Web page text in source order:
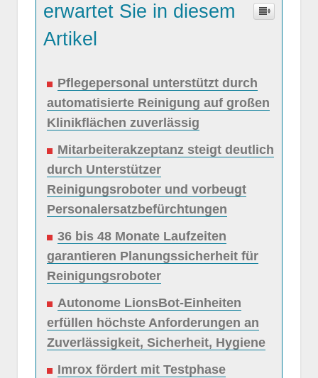
erwartet Sie in diesem
Artikel
Pflegepersonal unterstützt durch
automatisierte Reinigung auf großen
Klinikflächen zuverlässig
Mitarbeiterakzeptanz steigt deutlich
durch Unterstützer
Reinigungsroboter und vorbeugt
Personalersatzbefürchtungen
36 bis 48 Monate Laufzeiten
garantieren Planungssicherheit für
Reinigungsroboter
Autonome LionsBot-Einheiten
erfüllen höchste Anforderungen an
Zuverlässigkeit, Sicherheit, Hygiene
Imrox fördert mit Testphase